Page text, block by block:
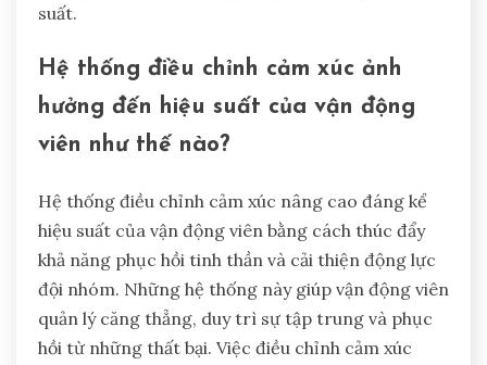
suất.
Hệ thống điều chỉnh cảm xúc ảnh
hưởng đến hiệu suất của vận động
viên như thế nào?
Hệ thống điều chỉnh cảm xúc nâng cao đáng kể
hiệu suất của vận động viên bằng cách thúc đẩy
khả năng phục hồi tinh thần và cải thiện động lực
đội nhóm. Những hệ thống này giúp vận động viên
quản lý căng thẳng, duy trì sự tập trung và phục
hồi từ những thất bại. Việc điều chỉnh cảm xúc